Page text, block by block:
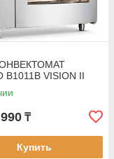
B1011B VISION II
₸
Купить